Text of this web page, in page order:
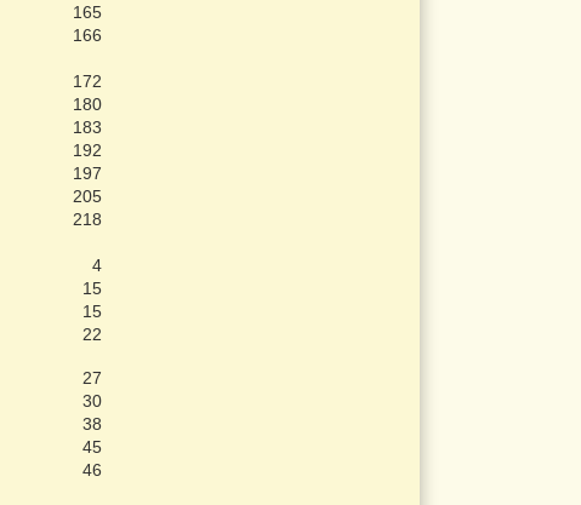
165
166
172
180
183
192
197
205
218
4
15
15
22
27
30
38
45
46